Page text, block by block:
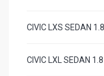
CIVIC LXS SEDAN
CIVIC LXL SEDAN